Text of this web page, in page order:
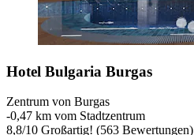
Hotel Bulgaria Burgas
Zentrum von Burgas
‐0,47 km vom Stadtzentrum
8,8/10 Großartig! (563 Bewertungen)